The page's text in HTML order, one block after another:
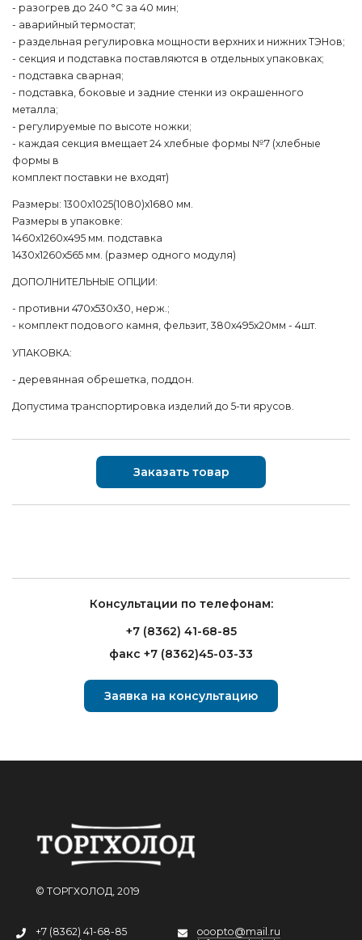
- разогрев до 240 °С за 40 мин;
- аварийный термостат;
- раздельная регулировка мощности верхних и нижних ТЭНов;
- секция и подставка поставляются в отдельных упаковках;
- подставка сварная;
- подставка, боковые и задние стенки из окрашенного
металла;
- регулируемые по высоте ножки;
- каждая секция вмещает 24 хлебные формы №7 (хлебные
формы в
комплект поставки не входят)
Размеры: 1300х1025(1080)х1680 мм.
Размеры в упаковке:
1460х1260х495 мм. подставка
1430х1260х565 мм. (размер одного модуля)
ДОПОЛНИТЕЛЬНЫЕ ОПЦИИ:
- противни 470х530х30, нерж.;
- комплект подового камня, фельзит, 380х495х20мм - 4шт.
УПАКОВКА:
- деревянная обрешетка, поддон.
Допустима транспортировка изделий до 5-ти ярусов.
Заказать товар
Консультации по телефонам:
+7 (8362) 41-68-85
факс +7 (8362)45-03-33
Заявка на консультацию
© ТОРГХОЛОД, 2019
+7 (8362) 41-68-85
ooopto@mail.ru